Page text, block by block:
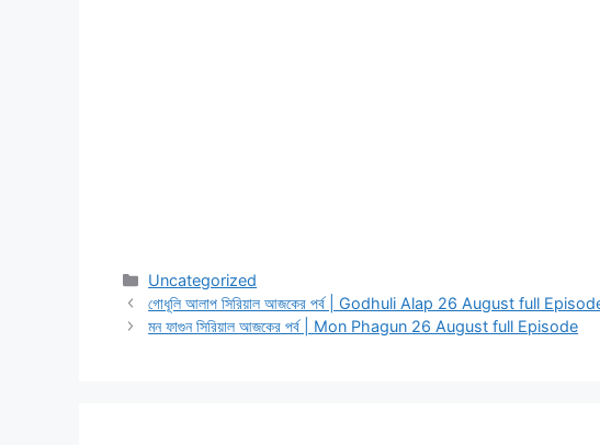
Categories
Uncategorized
গোধূলি আলাপ সিরিয়াল আজকের পর্ব | Godhuli Alap 26 August full
মন ফাগুন সিরিয়াল আজকের পর্ব | Mon Phagun 26 August full Episode